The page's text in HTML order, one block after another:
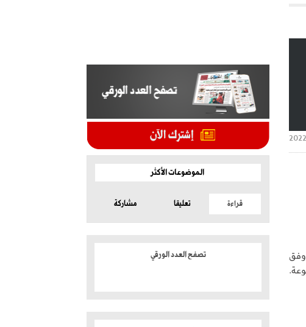
وفق
الموضوعات الأكثر
قراءة تعليقا مشاركة
تصفح العدد الورقي